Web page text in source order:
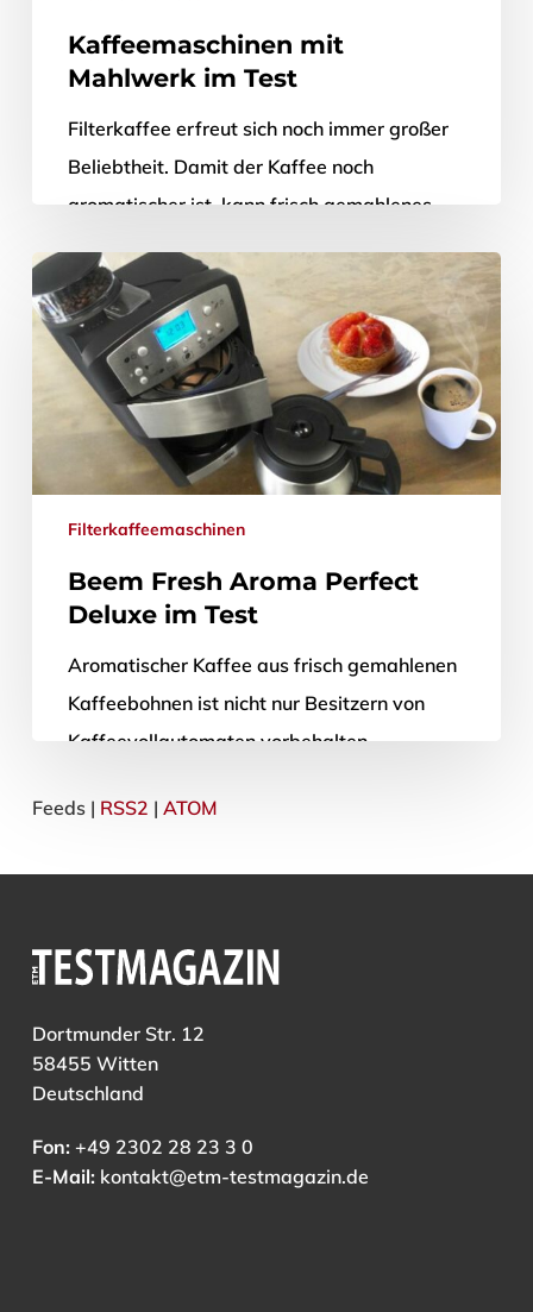
Kaffeemaschinen mit
Mahlwerk im Test
Filterkaffee erfreut sich noch immer großer
Beliebtheit. Damit der Kaffee noch
aromatischer ist, kann frisch gemahlenes
Kaffeemaschine mit integriertem
Mahlwerk…
27. Februar 2014
Filterkaffeemaschinen
Beem Fresh Aroma Perfect
Deluxe im Test
Aromatischer Kaffee aus frisch gemahlenen
Kaffeebohnen ist nicht nur Besitzern von
Kaffeevollautomaten vorbehalten.
Mahlwerk sorgen auch für den frischen
Feeds | RSS2 | ATOM
Dortmunder Str. 12
58455 Witten
Deutschland
Fon:+49 2302 28 23 3 0
E-Mail: kontakt@etm-testmagazin.de